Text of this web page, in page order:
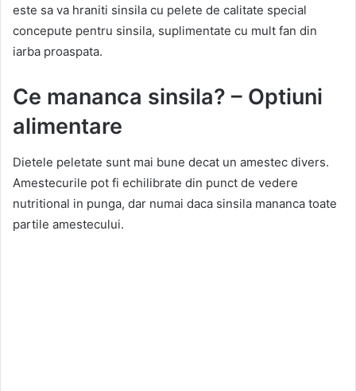
este sa va hraniti sinsila cu pelete de calitate special
concepute pentru sinsila, suplimentate cu mult fan din
iarba proaspata.
Ce mananca sinsila? – Optiuni
alimentare
Dietele peletate sunt mai bune decat un amestec divers.
Amestecurile pot fi echilibrate din punct de vedere
nutritional in punga, dar numai daca sinsila mananca toate
partile amestecului.